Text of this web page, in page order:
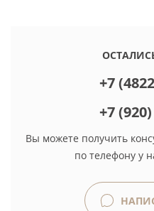
+7
+7
Вы можете получить
по телефону у